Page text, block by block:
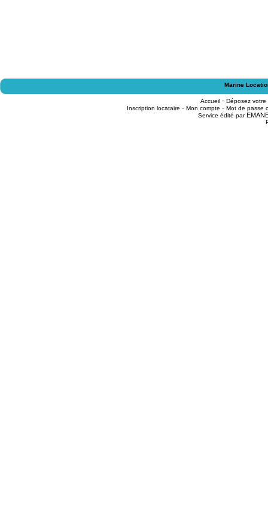
Marine
Accueil - Déposez
Inscription locataire - Mon compte - Mot de passe
Service édité par